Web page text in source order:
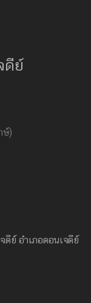
ดีย์
ษ์)
ย์ อำเภอดอนเจดีย์